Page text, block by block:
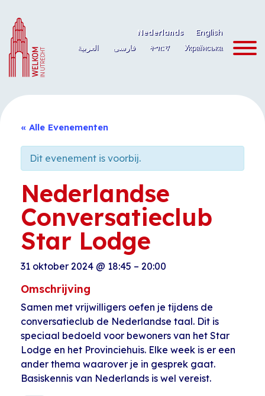
naar
de
inhoud
Nederlands
English
العربية
فارسی ትግርኛ Українська
« Alle Evenementen
Dit evenement is voorbij.
Nederlandse
Conversatieclub
Star Lodge
31 oktober 2024 @ 18:45 – 20:00
Omschrijving
Samen met vrijwilligers oefen je tijdens de
conversatieclub de Nederlandse taal. Dit is
speciaal bedoeld voor bewoners van het Star
Lodge en het Provinciehuis. Elke week is er een
ander thema waarover je in gesprek gaat.
Basiskennis van Nederlands is wel vereist.